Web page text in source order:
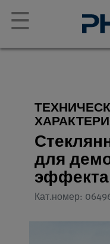
☰
для
Кат.номер: